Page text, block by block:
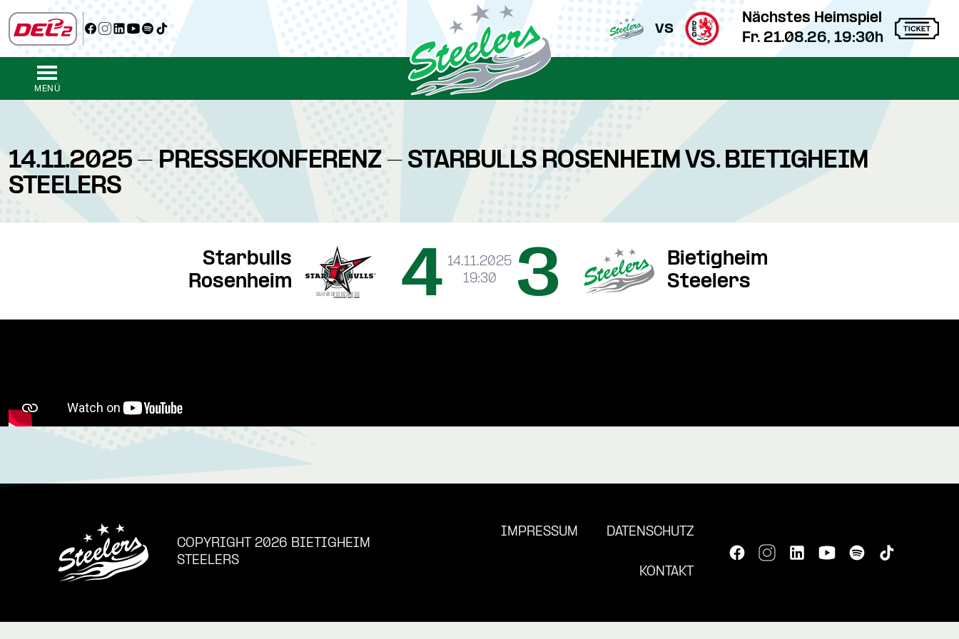
vs
Nächstes Heimspiel
Fr. 21.08.26, 19:30h
MENÜ
14.11.2025 - PRESSEKONFERENZ - STARBULLS ROSENHEIM VS. BIETIGHEIM
STEELERS
Starbulls
Rosenheim
4 14.11.2025
19:30
Bietigheim
Steelers
3
COPYRIGHT 2026 BIETIGHEIM
STEELERS
IMPRESSUM DATENSCHUTZ
KONTAKT